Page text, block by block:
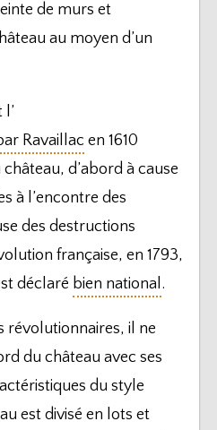
de murs et
au moyen d’un
Ravaillac en 1610
d’abord à cause
à l’encontre des
des destructions
française, en 1793,
déclaré bien national.
révolutionnaires, il ne
du château avec ses
du style
est divisé en lots et